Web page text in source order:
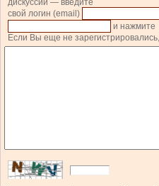
дискуссии — введите
свой логин (email)
и нажмите
Если Вы еще не